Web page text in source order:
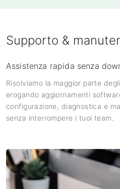
Supporto &
Assistenza rapida senza
Risolviamo la maggior parte
erogando aggiornamenti
configurazione, diagnostica e
senza interrompere i tuoi team.